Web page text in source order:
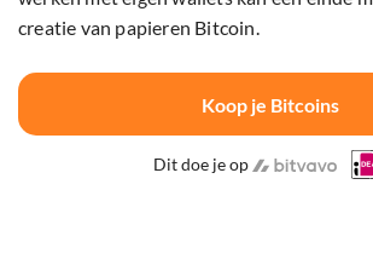
creatie van papieren Bitcoin.
Koop je Bitcoins
Dit doe je op